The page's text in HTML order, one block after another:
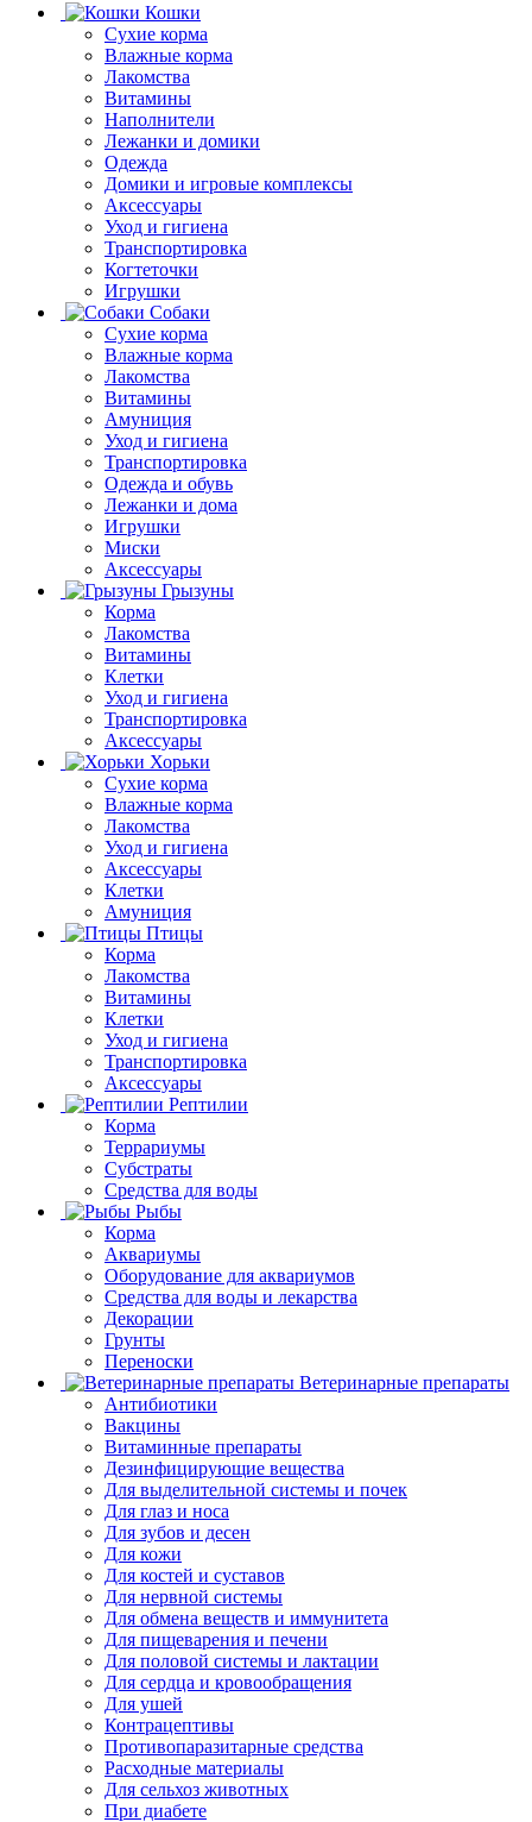
Кошки
Сухие корма
Влажные корма
Лакомства
Витамины
Наполнители
Лежанки и домики
Одежда
Домики и игровые комплексы
Аксессуары
Уход и гигиена
Транспортировка
Когтеточки
Игрушки
Собаки
Сухие корма
Влажные корма
Лакомства
Витамины
Амуниция
Уход и гигиена
Транспортировка
Одежда и обувь
Лежанки и дома
Игрушки
Миски
Аксессуары
Грызуны
Корма
Лакомства
Витамины
Клетки
Уход и гигиена
Транспортировка
Аксессуары
Хорьки
Сухие корма
Влажные корма
Лакомства
Уход и гигиена
Аксессуары
Клетки
Амуниция
Птицы
Корма
Лакомства
Витамины
Клетки
Уход и гигиена
Транспортировка
Аксессуары
Рептилии
Корма
Террариумы
Субстраты
Средства для воды
Рыбы
Корма
Аквариумы
Оборудование для аквариумов
Средства для воды и лекарства
Декорации
Грунты
Переноски
Ветеринарные препараты
Антибиотики
Вакцины
Витаминные препараты
Дезинфицирующие вещества
Для выделительной системы и почек
Для глаз и носа
Для зубов и десен
Для кожи
Для костей и суставов
Для нервной системы
Для обмена веществ и иммунитета
Для пищеварения и печени
Для половой системы и лактации
Для сердца и кровообращения
Для ушей
Контрацептивы
Противопаразитарные средства
Расходные материалы
Для сельхоз животных
При диабете